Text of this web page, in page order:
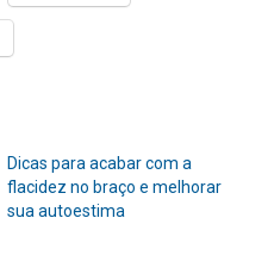
Dicas para acabar com a
flacidez no braço e melhorar
sua autoestima